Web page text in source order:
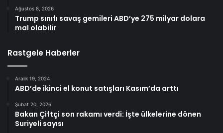
Ağustos 8, 2026
Trump sınıfı savaş gemileri ABD’ye 275 milyar dolara
mal olabilir
Rastgele Haberler
Aralık 19, 2024
ABD’de ikinci el konut satışları Kasım’da arttı
Şubat 20, 2026
Bakan Çiftçi son rakamı verdi: İşte ülkelerine dönen
Suriyeli sayısı